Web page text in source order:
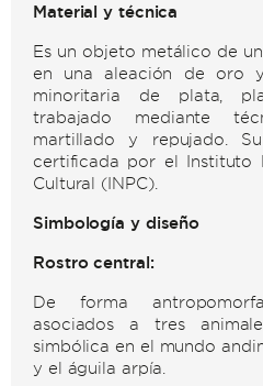
Material y técnica
Es un objeto metálico de
en una aleación de oro
minoritaria de plata,
trabajado mediante
martillado y repujado.
certificada por el Instituto
Cultural (INPC).
Simbología y diseño
Rostro central:
De forma
asociados a tres
simbólica en el mundo
y el águila arpía.